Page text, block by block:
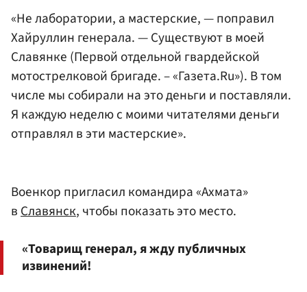
«Не лаборатории, а мастерские, — поправил
Хайруллин генерала. — Существуют в моей
Славянке (Первой отдельной гвардейской
мотострелковой бригаде. – «Газета.Ru»). В том
числе мы собирали на это деньги и поставляли.
Я каждую неделю с моими читателями деньги
отправлял в эти мастерские».
Военкор пригласил командира «Ахмата»
вСлавянск, чтобы показать это место.
«Товарищ генерал, я жду публичных
извинений!